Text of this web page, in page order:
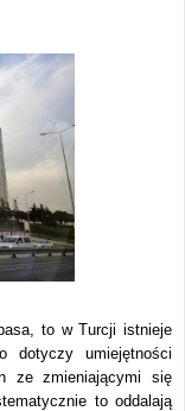
to w Turcji istnieje
dotyczy umiejętności
ze zmieniającymi się
to oddalają